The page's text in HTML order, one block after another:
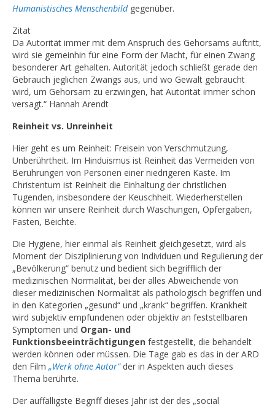
Humanistisches Menschenbildgegenüber.
Zitat
Da Autorität immer mit dem Anspruch des Gehorsams auftritt,
wird sie gemeinhin für eine Form der Macht, für einen Zwang
besonderer Art gehalten. Autorität jedoch schließt gerade den
Gebrauch jeglichen Zwangs aus, und wo Gewalt gebraucht
wird, um Gehorsam zu erzwingen, hat Autorität immer schon
versagt.“ Hannah Arendt
Reinheit vs. Unreinheit
Hier geht es um Reinheit: Freisein von Verschmutzung,
Unberührtheit. Im Hinduismus ist Reinheit das Vermeiden von
Berührungen von Personen einer niedrigeren Kaste. Im
Christentum ist Reinheit die Einhaltung der christlichen
Tugenden, insbesondere der Keuschheit. Wiederherstellen
können wir unsere Reinheit durch Waschungen, Opfergaben,
Fasten, Beichte.
Die Hygiene, hier einmal als Reinheit gleichgesetzt, wird als
Moment der Disziplinierung von Individuen und Regulierung der
„Bevölkerung“ benutz und bedient sich begrifflich der
medizinischen Normalität, bei der alles Abweichende von
dieser medizinischen Normalität als pathologisch begriffen und
in den Kategorien „gesund“ und „krank“ begriffen. Krankheit
wird subjektiv empfundenen oder objektiv an feststellbaren
Symptomen und Organ- und
Funktionsbeeinträchtigungen festgestellt, die behandelt
werden können oder müssen. Die Tage gab es das in der ARD
den Film „Werk ohne Autor“der in Aspekten auch dieses
Thema berührte.
Der auffälligste Begriff dieses Jahr ist der des „social